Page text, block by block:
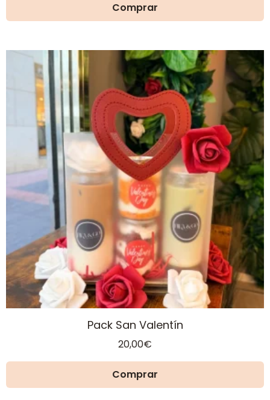
18,00€
23,00€
Comprar
Pack San Valentín
20,00€
Comprar